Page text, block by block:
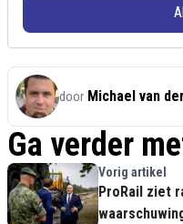
door Michael van
Ga verder
Vorig artikel
ProRail ziet